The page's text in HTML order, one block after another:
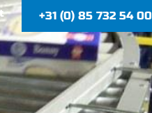
+31 (0) 85 732 54 00